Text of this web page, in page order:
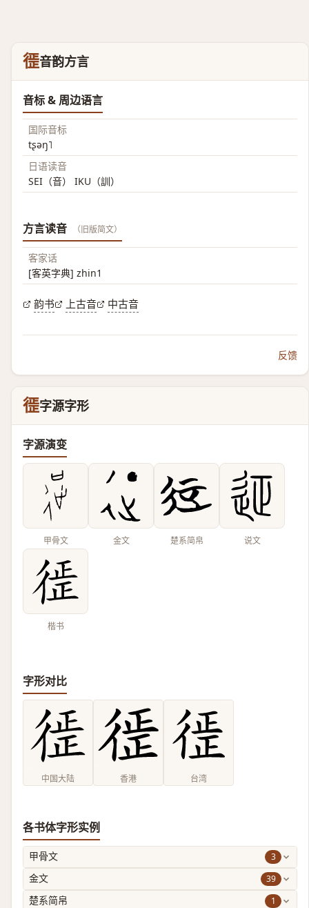
徰音韵方言
音标 & 周边语言
国际音标
tʂəŋ˥
日语读音
SEI（音） IKU（訓）
方言读音 （旧版简文）
客家话
[客英字典] zhin1
韵书 上古音 中古音
反馈
徰字源字形
字源演变
甲骨文 金文 楚系简帛 说文
楷书
字形对比
中国大陆 香港 台湾
各书体字形实例
甲骨文 3
金文 39
楚系简帛 1